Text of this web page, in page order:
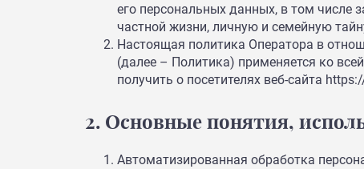
его персональных данных, в том числе
частной жизни, личную и семейную
Настоящая политика Оператора в
(далее – Политика) применяется ко
получить о посетителях веб-сайта
2. Основные понятия,
Автоматизированная обработка